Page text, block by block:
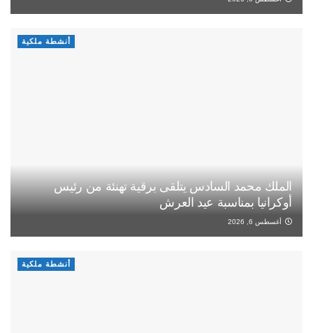
أنشطة ملكية
الملك محمد السادس يتلقى برقية تهنئة من رئيس
أوكرانيا بمناسبة عيد العرش
أغسطس 6, 2026
أنشطة ملكية